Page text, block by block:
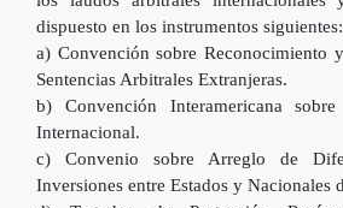
dispuesto en los instrumentos siguientes:
a) Convención sobre Reconocimiento
Sentencias Arbitrales Extranjeras.
b) Convención Interamericana
Internacional.
c) Convenio sobre Arreglo de
Inversiones entre Estados y Nacionales